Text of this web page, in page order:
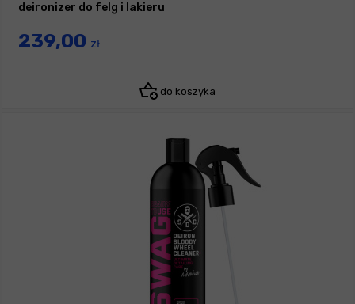
deironizer do felg i lakieru
239,00 zł
do koszyka